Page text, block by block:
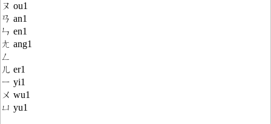
ㄡ ou1
ㄢ an1
ㄣ en1
ㄤ ang1
ㄥ
ㄦ er1
ㄧ yi1
ㄨ wu1
ㄩ yu1